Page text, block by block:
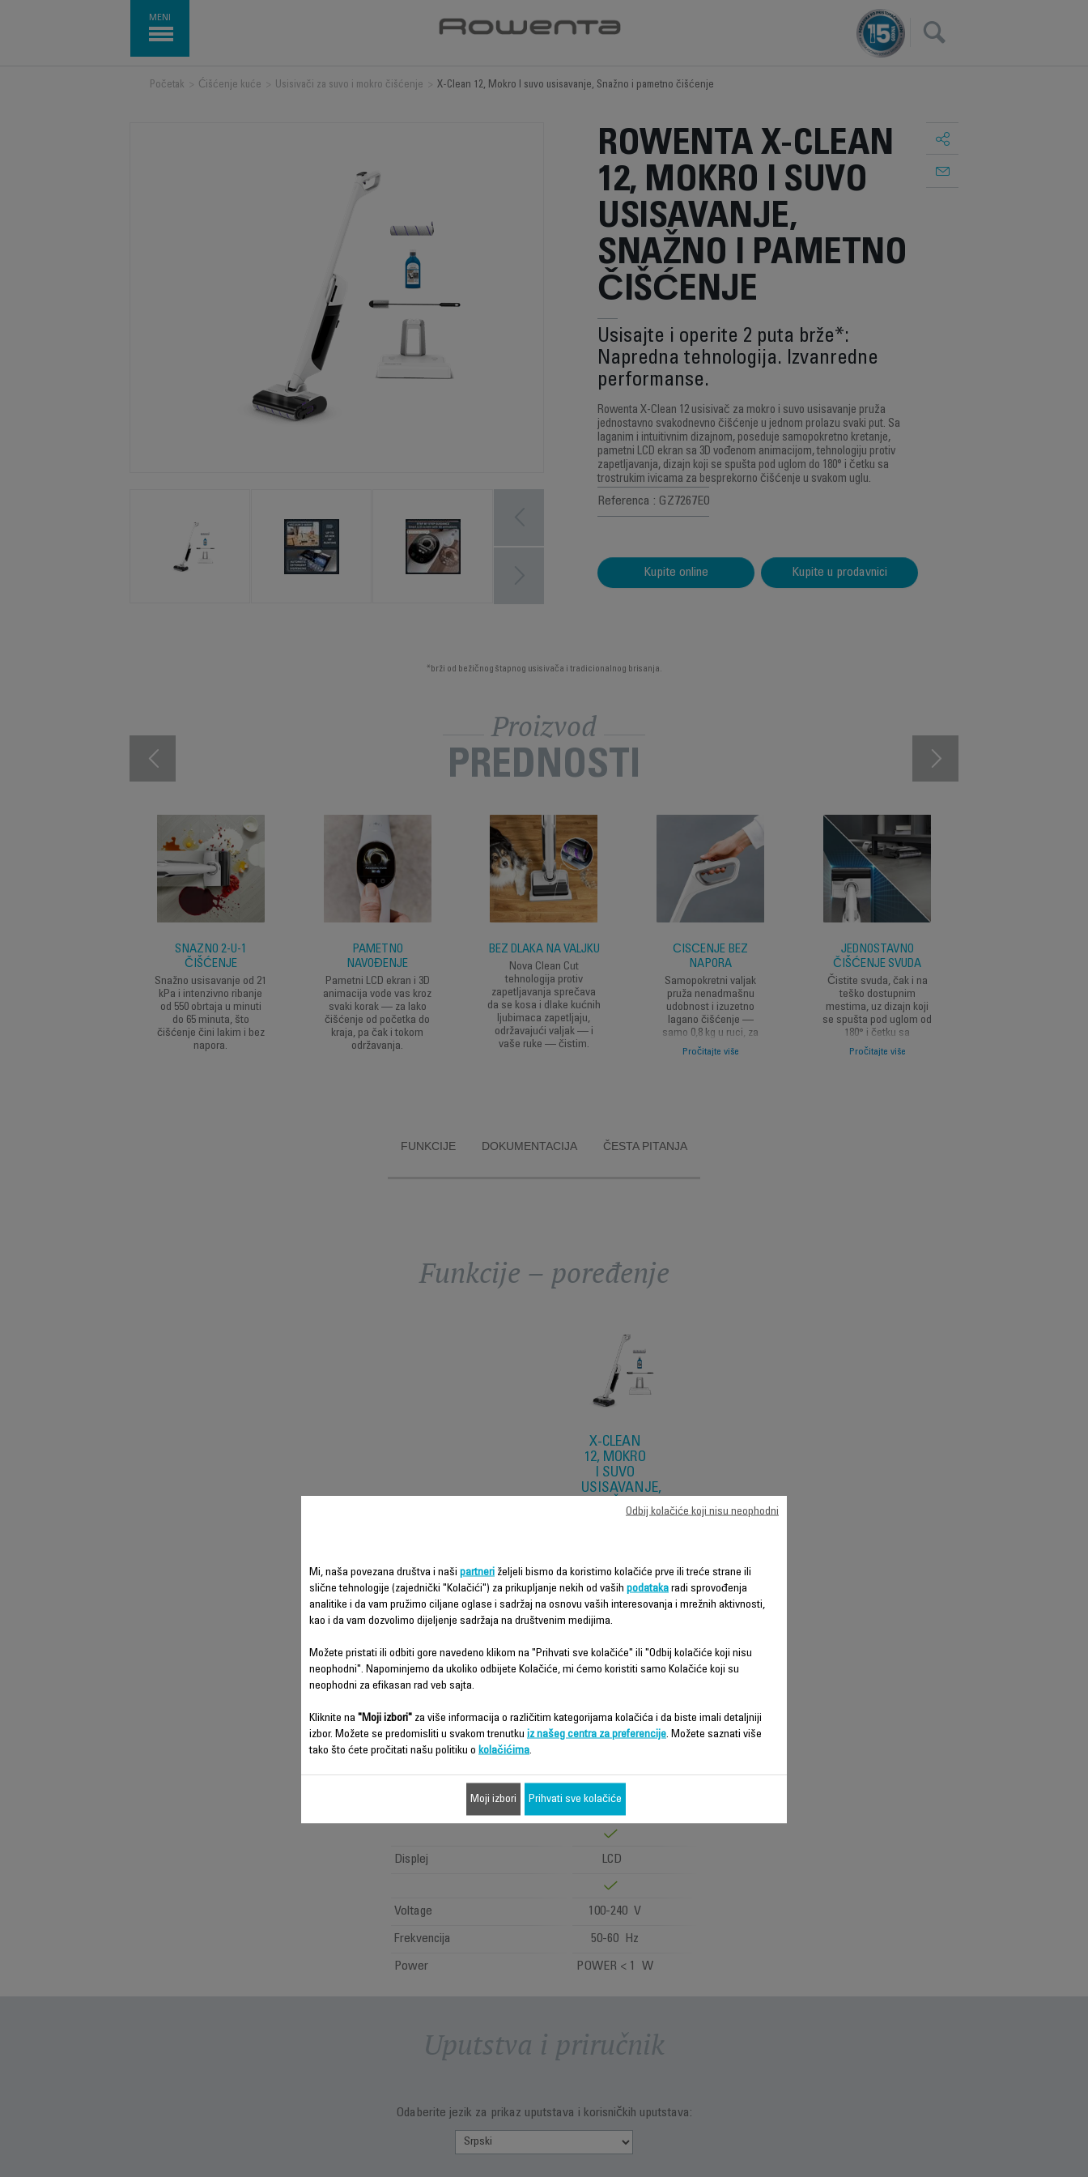
MENI
×
Početak Ćišćenje kuće Usisivači za suvo i mokro čišćenje X-Clean 12, Mokro I suvo usisavanje, Snažno i pametno čišćenje
ROWENTA X-CLEAN
12, MOKRO I SUVO
USISAVANJE,
SNAŽNO I PAMETNO
ČIŠĆENJE
Usisajte i operite 2 puta brže*:
Napredna tehnologija. Izvanredne
performanse.
Rowenta X-Clean 12 usisivač za mokro i suvo usisavanje pruža
jednostavno svakodnevno čišćenje u jednom prolazu svaki put. Sa
laganim i intuitivnim dizajnom, poseduje samopokretno kretanje,
pametni LCD ekran sa 3D vođenom animacijom, tehnologiju protiv
zapetljavanja, dizajn koji se spušta pod uglom do 180° i četku sa
trostrukim ivicama za besprekorno čišćenje u svakom uglu.
Referenca : GZ7267E0
Kupite online Kupite u prodavnici
*brži od bežičnog štapnog usisivača i tradicionalnog brisanja.
Proizvod
PREDNOSTI
SNAŽNO 2-U-1
ČIŠĆENJE
Snažno usisavanje od 21
kPa i intenzivno ribanje
od 550 obrtaja u minuti
do 65 minuta, što
čišćenje čini lakim i bez
napora.
PAMETNO
NAVOĐENJE
Pametni LCD ekran i 3D
animacija vode vas kroz
svaki korak — za lako
čišćenje od početka do
kraja, pa čak i tokom
održavanja.
BEZ DLAKA NA VALJKU
Nova Clean Cut
tehnologija protiv
zapetljavanja sprečava
da se kosa i dlake kućnih
ljubimaca zapetljaju,
održavajući valjak — i
vaše ruke — čistim.
ČIŠĆENJE BEZ
NAPORA
Samopokretni valjak
pruža nenadmašnu
udobnost i izuzetno
lagano čišćenje —
samo 0,8 kg u ruci, za
neprekidno i izuzetno
lako iskustvo.
Pročitajte više
JEDNOSTAVNO
ČIŠĆENJE SVUDA
Čistite svuda, čak i na
teško dostupnim
mestima, uz dizajn koji
se spušta pod uglom od
180° i četku sa
trostrukim ivicama za
teško dostupna
Pročitajte više
FUNKCIJE DOKUMENTACIJA ČESTA PITANJA
Funkcije – poređenje
X-CLEAN
12, MOKRO
I SUVO
USISAVANJE,
SNAŽNO I
PAMETNO
Vaše navike
Jednostavno,
brzo i
svakodnevno
čišćenje
podovi
Upotreba
Usisavanje &
Kompatibilnost sa
deterdžentima
Bežična upotreba
Lithium ion
Displej LCD
Voltage 100-240 V
Frekvencija 50-60 Hz
Power POWER < 1 W
Uputstva i priručnik
Odaberite jezik za prikaz uputstava i korisničkih uputstava:
Mi, naša povezana društva i naši partneri željeli bismo da koristimo kolačiće prve ili treće strane ili
slične tehnologije (zajednički "Kolačići") za prikupljanje nekih od vaših podataka radi sprovođenja
analitike i da vam pružimo ciljane oglase i sadržaj na osnovu vaših interesovanja i mrežnih aktivnosti,
kao i da vam dozvolimo dijeljenje sadržaja na društvenim medijima.
Možete pristati ili odbiti gore navedeno klikom na "Prihvati sve kolačiće" ili "Odbij kolačiće koji nisu
neophodni". Napominjemo da ukoliko odbijete Kolačiće, mi ćemo koristiti samo Kolačiće koji su
neophodni za efikasan rad veb sajta.
Kliknite na "Moji izbori" za više informacija o različitim kategorijama kolačića i da biste imali detaljniji
izbor. Možete se predomisliti u svakom trenutku iz našeg centra za preferencije. Možete saznati više
tako što ćete pročitati našu politiku o kolačićima.
Odbij kolačiće koji nisu neophodni
Moji izbori Prihvati sve kolačiće